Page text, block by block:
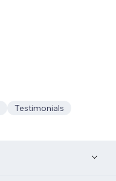
Testimonials